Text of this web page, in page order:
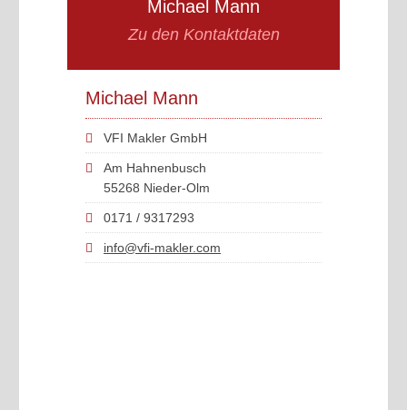
Michael Mann
Zu den Kontaktdaten
Michael Mann
VFI Makler GmbH
Am Hahnenbusch
55268 Nieder-Olm
0171 / 9317293
info@vfi-makler.com